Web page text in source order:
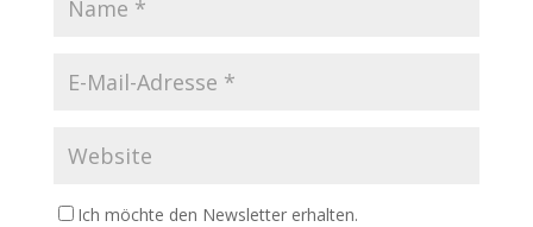
Ich möchte den Newsletter erhalten.